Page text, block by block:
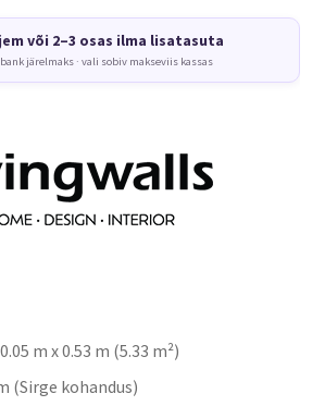
või 2–3 osas ilma lisatasuta
järelmaks · vali sobiv makseviis kassas
m x 0.53 m (5.33 m²)
(Sirge kohandus)